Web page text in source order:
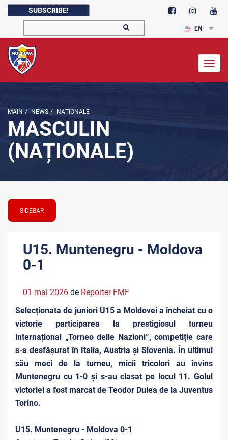
SUBSCRIBE!
EN
MAIN / NEWS / NAȚIONALE
MASCULIN
(NAȚIONALE)
SIDEBAR
U15. Muntenegru - Moldova
0-1
01 mai 2026 de Reporter FMF
Selecționata de juniori U15 a Moldovei a încheiat cu o
victorie participarea la prestigiosul turneu
internațional „Torneo delle Nazioni”, competiție care
s-a desfășurat în Italia, Austria și Slovenia. În ultimul
său meci de la turneu, micii tricolori au învins
Muntenegru cu 1-0 și s-au clasat pe locul 11. Golul
victoriei a fost marcat de Teodor Dulea de la Juventus
Torino.
U15. Muntenegru - Moldova 0-1